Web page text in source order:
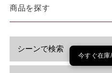
商品を探す
シーンで検索
今すぐ在